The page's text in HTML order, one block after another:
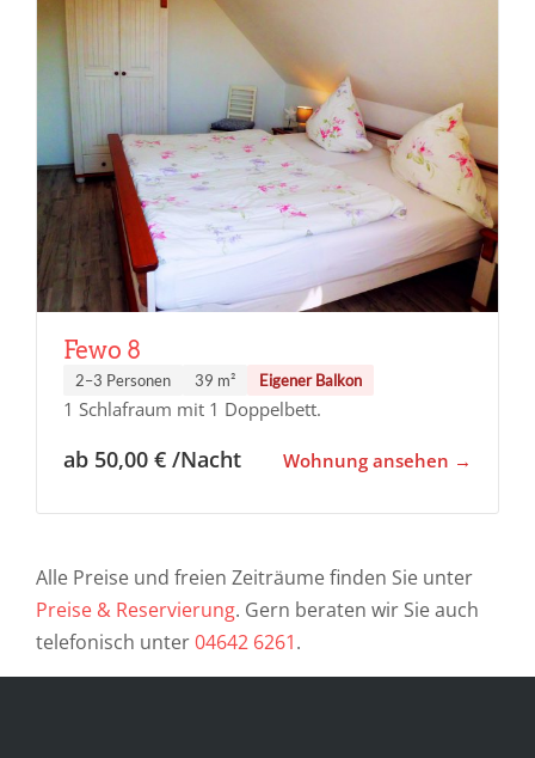
Fewo 8
2–3 Personen 39 m² Eigener Balkon
1 Schlafraum mit 1 Doppelbett.
ab 50,00 € /Nacht Wohnung ansehen
Alle Preise und freien Zeiträume finden Sie unter
Preise & Reservierung. Gern beraten wir Sie auch
telefonisch unter04642 6261.